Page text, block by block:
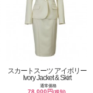
スカートスーツ アイボリー
Ivory Jacket & Skirt
通常価格
78,000円